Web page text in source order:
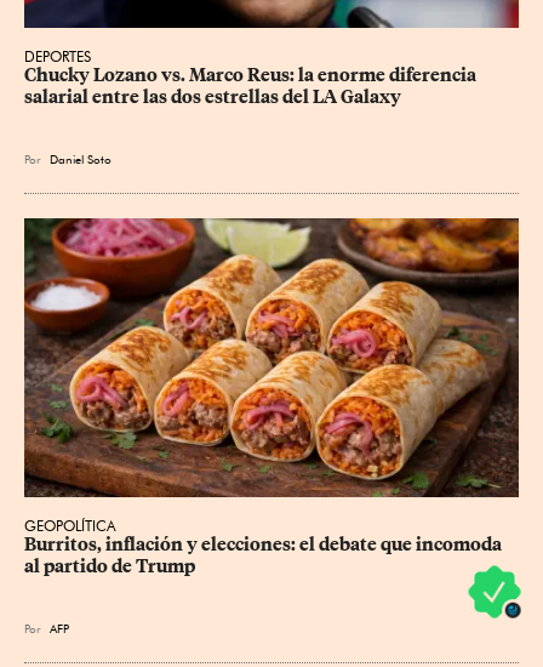
DEPORTES
Chucky Lozano vs. Marco Reus: la enorme diferencia
salarial entre las dos estrellas del LA Galaxy
Por Daniel Soto
GEOPOLÍTICA
Burritos, inflación y elecciones: el debate que incomoda
al partido de Trump
Por AFP